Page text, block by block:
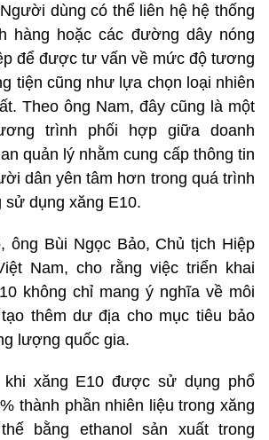
dùng có thể liên hệ hệ thống
hàng hoặc các đường dây nóng
để được tư vấn về mức độ tương
tiện cũng như lựa chọn loại nhiên
Theo ông Nam, đây cũng là một
trình phối hợp giữa doanh
quản lý nhằm cung cấp thông tin
dân yên tâm hơn trong quá trình
sử dụng xăng E10.
ông Bùi Ngọc Bảo, Chủ tịch Hiệp
Nam, cho rằng việc triển khai
không chỉ mang ý nghĩa về môi
thêm dư địa cho mục tiêu bảo
lượng quốc gia.
khi xăng E10 được sử dụng phổ
thành phần nhiên liệu trong xăng
bằng ethanol sản xuất trong